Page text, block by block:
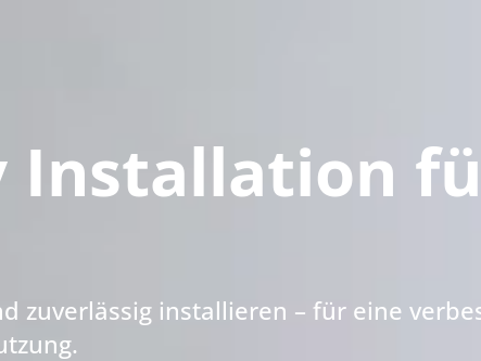
Installation
zuverlässig installieren – für eine